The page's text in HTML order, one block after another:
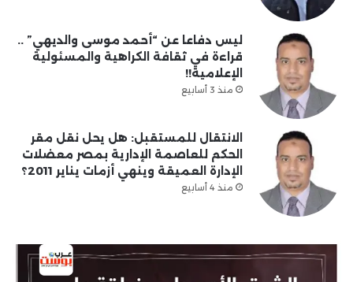
ليس دفاعا عن “أحمد موسى والديهي” ..
قراءة في ثقافة الكراهية والمسئولية
الإعلامية!!
منذ 3 أسابيع
الانتقال للمستقبل: هل يحل نقل مقر
الحكم للعاصمة الإدارية بمصر معضلات
الإدارة العميقة وينهي أزمات يناير 2011؟
منذ 4 أسابيع